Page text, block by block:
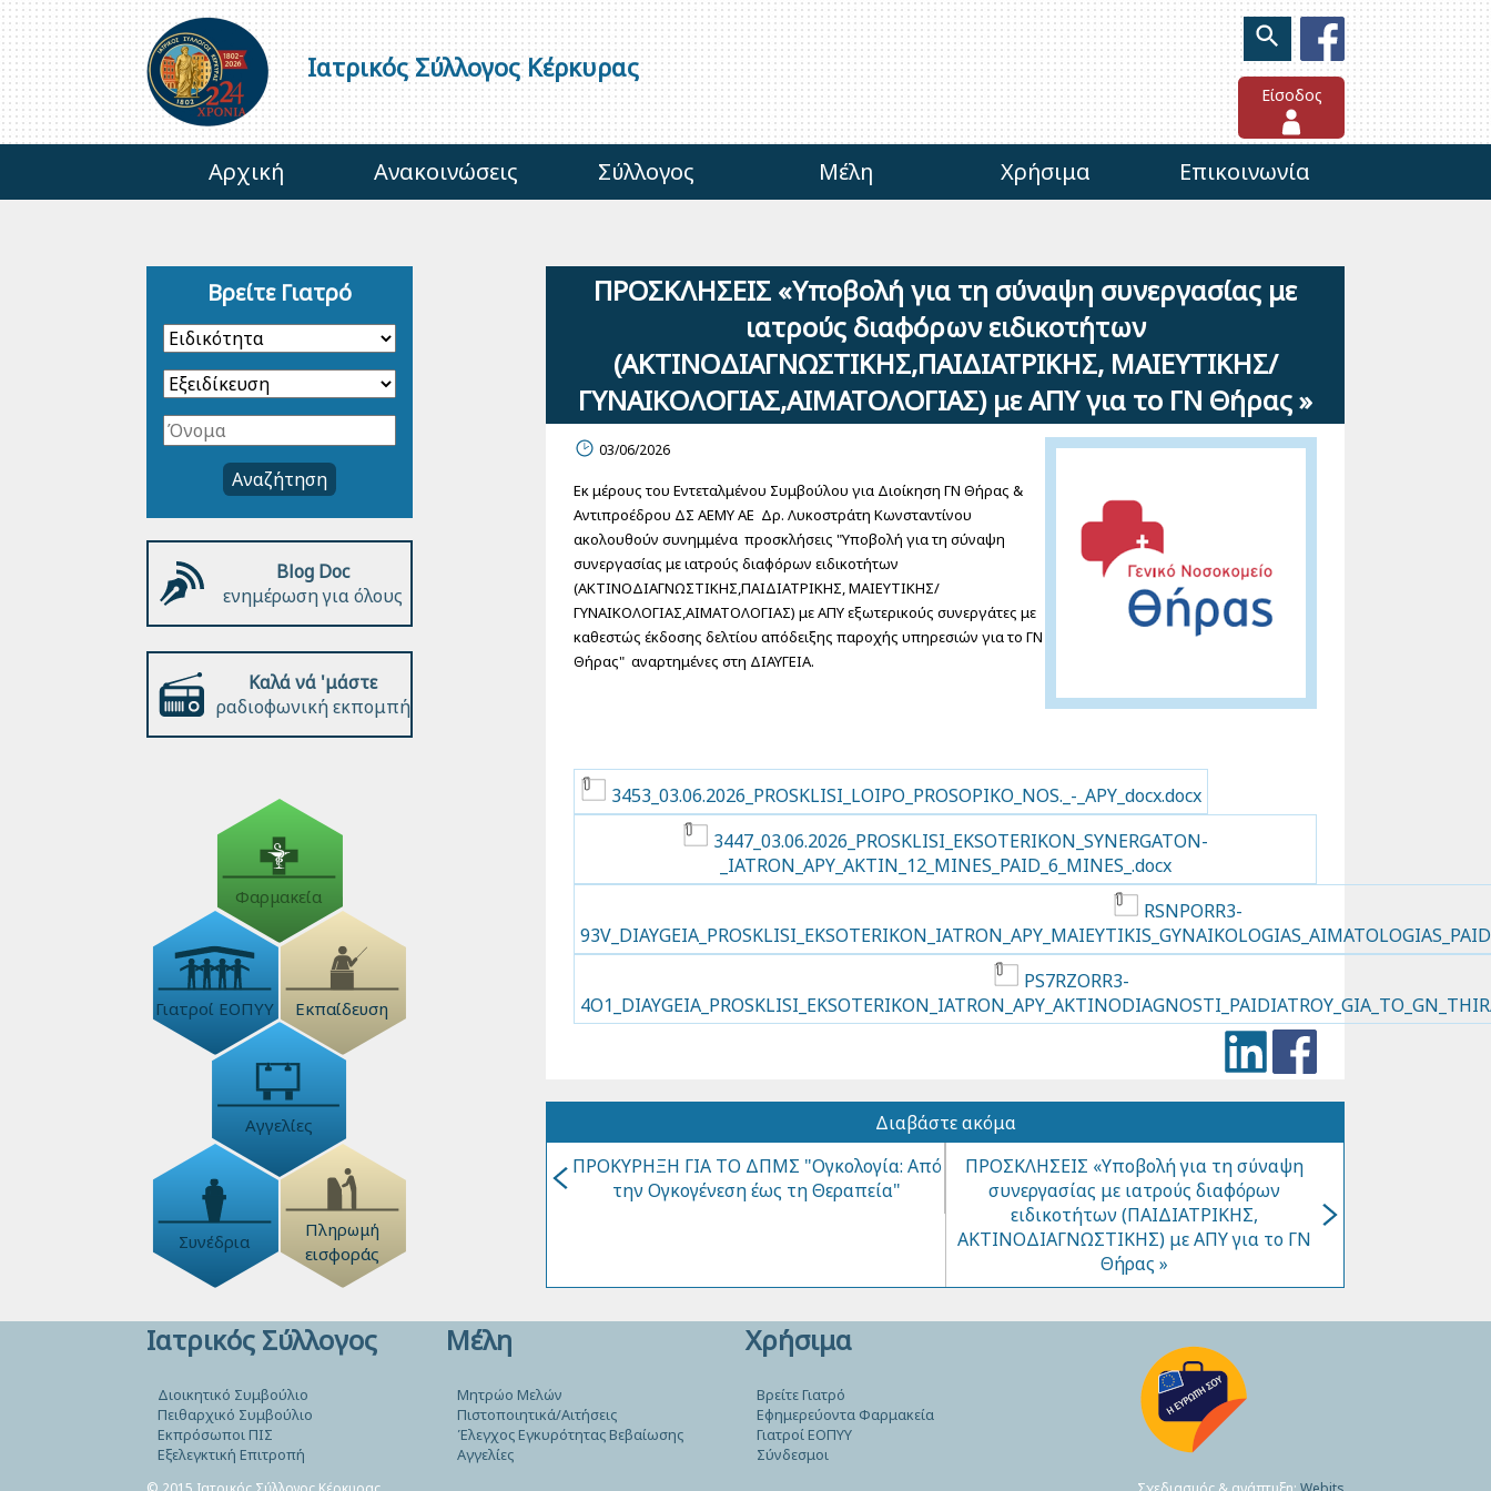
Ιατρικός Σύλλογος Κέρκυρας
Είσοδος
Αρχική Ανακοινώσεις Σύλλογος Μέλη Χρήσιμα Επικοινωνία
ΠΡΟΣΚΛΗΣΕΙΣ «Υποβολή για τη σύναψη συνεργασίας με
ιατρούς διαφόρων ειδικοτήτων
(ΑΚΤΙΝΟΔΙΑΓΝΩΣΤΙΚΗΣ,ΠΑΙΔΙΑΤΡΙΚΗΣ, ΜΑΙΕΥΤΙΚΗΣ/
ΓΥΝΑΙΚΟΛΟΓΙΑΣ,ΑΙΜΑΤΟΛΟΓΙΑΣ) με ΑΠΥ για το ΓΝ Θήρας »
03/06/2026
Εκ μέρους του Εντεταλμένου Συμβούλου για Διοίκηση ΓΝ Θήρας &
Αντιπροέδρου ΔΣ ΑΕΜΥ ΑΕ Δρ. Λυκοστράτη Κωνσταντίνου
ακολουθούν συνημμένα προσκλήσεις "Υποβολή για τη σύναψη
συνεργασίας με ιατρούς διαφόρων ειδικοτήτων
(ΑΚΤΙΝΟΔΙΑΓΝΩΣΤΙΚΗΣ,ΠΑΙΔΙΑΤΡΙΚΗΣ, ΜΑΙΕΥΤΙΚΗΣ/
ΓΥΝΑΙΚΟΛΟΓΙΑΣ,ΑΙΜΑΤΟΛΟΓΙΑΣ) με ΑΠΥ εξωτερικούς συνεργάτες με
καθεστώς έκδοσης δελτίου απόδειξης παροχής υπηρεσιών για το ΓΝ
Θήρας" αναρτημένες στη ΔΙΑΥΓΕΙΑ.
3453_03.06.2026_PROSKLISI_LOIPO_PROSOPIKO_NOS._-_APY_docx.docx
3447_03.06.2026_PROSKLISI_EKSOTERIKON_SYNERGATON-
_IATRON_APY_AKTIN_12_MINES_PAID_6_MINES_.docx
RSNPORR3-
PS7RZORR3-
Διαβάστε ακόμα
ΠΡΟΚΥΡΗΞΗ ΓΙΑ ΤΟ ΔΠΜΣ "Ογκολογία: Από
την Ογκογένεση έως τη Θεραπεία"
ΠΡΟΣΚΛΗΣΕΙΣ «Υποβολή για τη σύναψη
συνεργασίας με ιατρούς διαφόρων
ειδικοτήτων (ΠΑΙΔΙΑΤΡΙΚΗΣ,
ΑΚΤΙΝΟΔΙΑΓΝΩΣΤΙΚΗΣ) με ΑΠΥ για το ΓΝ
Θήρας »
Βρείτε Γιατρό
Αναζήτηση
Blog Doc
ενημέρωση για όλους
Καλά νά 'μάστε
ραδιοφωνική εκπομπή
Φαρμακεία
Γιατροί ΕΟΠΥΥ Εκπαίδευση
Αγγελίες
Συνέδρια
Πληρωμή
εισφοράς
Ιατρικός Σύλλογος
Διοικητικό Συμβούλιο
Πειθαρχικό Συμβούλιο
Εκπρόσωποι ΠΙΣ
Εξελεγκτική Επιτροπή
Μέλη
Μητρώο Μελών
Πιστοποιητικά/Αιτήσεις
Έλεγχος Εγκυρότητας Βεβαίωσης
Αγγελίες
Χρήσιμα
Βρείτε Γιατρό
Εφημερεύοντα Φαρμακεία
Γιατροί ΕΟΠΥΥ
Σύνδεσμοι